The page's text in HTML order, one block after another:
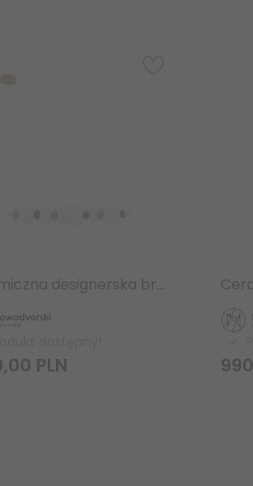
Ceramiczna designerska brązowo szara lampa wisząca CERAMIC HORIZONTAL LED 26W 11699 Nowodvorski Lighting listwa nad stół wyspę
00 PLN